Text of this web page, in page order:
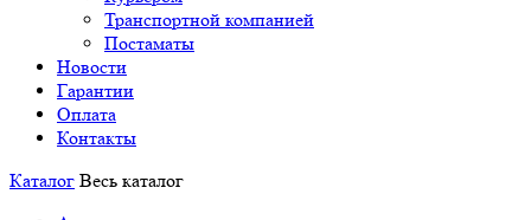
Транспортной компанией
Постаматы
Новости
Гарантии
Оплата
Контакты
Каталог Весь каталог